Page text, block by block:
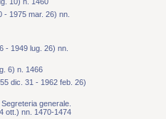
- 1975 mar. 26) nn.
- 1949 lug. 26) nn.
6) n. 1466
dic. 31 - 1962 feb. 26)
generale.
ott.) nn. 1470-1474